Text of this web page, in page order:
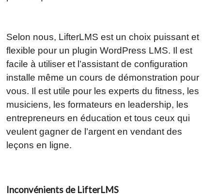
Selon nous, LifterLMS est un choix puissant et
flexible pour un plugin WordPress LMS. Il est
facile à utiliser et l’assistant de configuration
installe même un cours de démonstration pour
vous. Il est utile pour les experts du fitness, les
musiciens, les formateurs en leadership, les
entrepreneurs en éducation et tous ceux qui
veulent gagner de l’argent en vendant des
leçons en ligne.
Inconvénients de LifterLMS